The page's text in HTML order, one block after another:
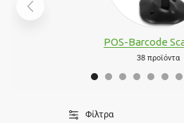
POS-Barcode
38 προϊόντα
Φίλτρα